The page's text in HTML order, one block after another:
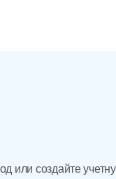
или создайте